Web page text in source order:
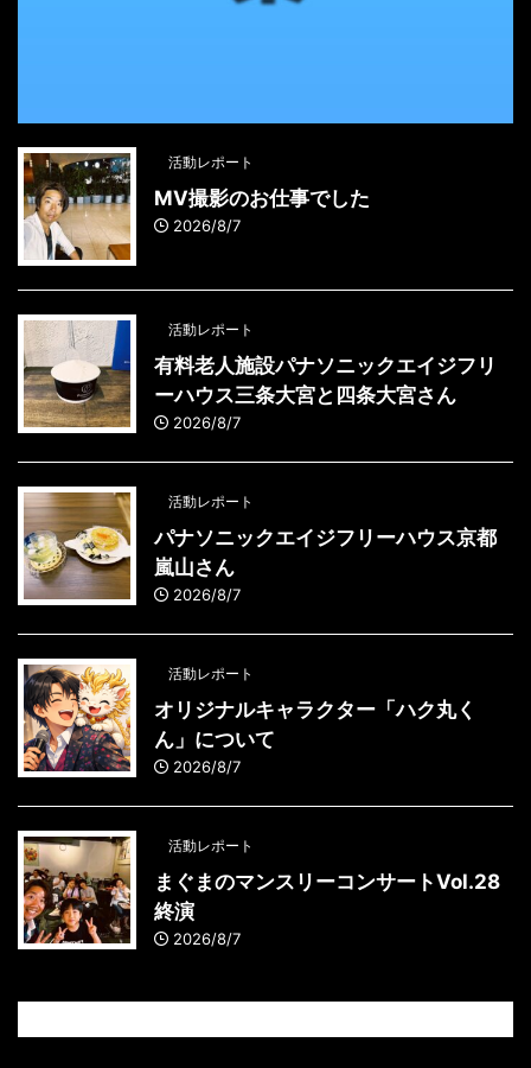
活動レポート
MV撮影のお仕事でした
2026/8/7
活動レポート
有料老人施設パナソニックエイジフリ
ーハウス三条大宮と四条大宮さん
2026/8/7
活動レポート
パナソニックエイジフリーハウス京都
嵐山さん
2026/8/7
活動レポート
オリジナルキャラクター「ハク丸く
ん」について
2026/8/7
活動レポート
まぐまのマンスリーコンサートVol.28
終演
2026/8/7